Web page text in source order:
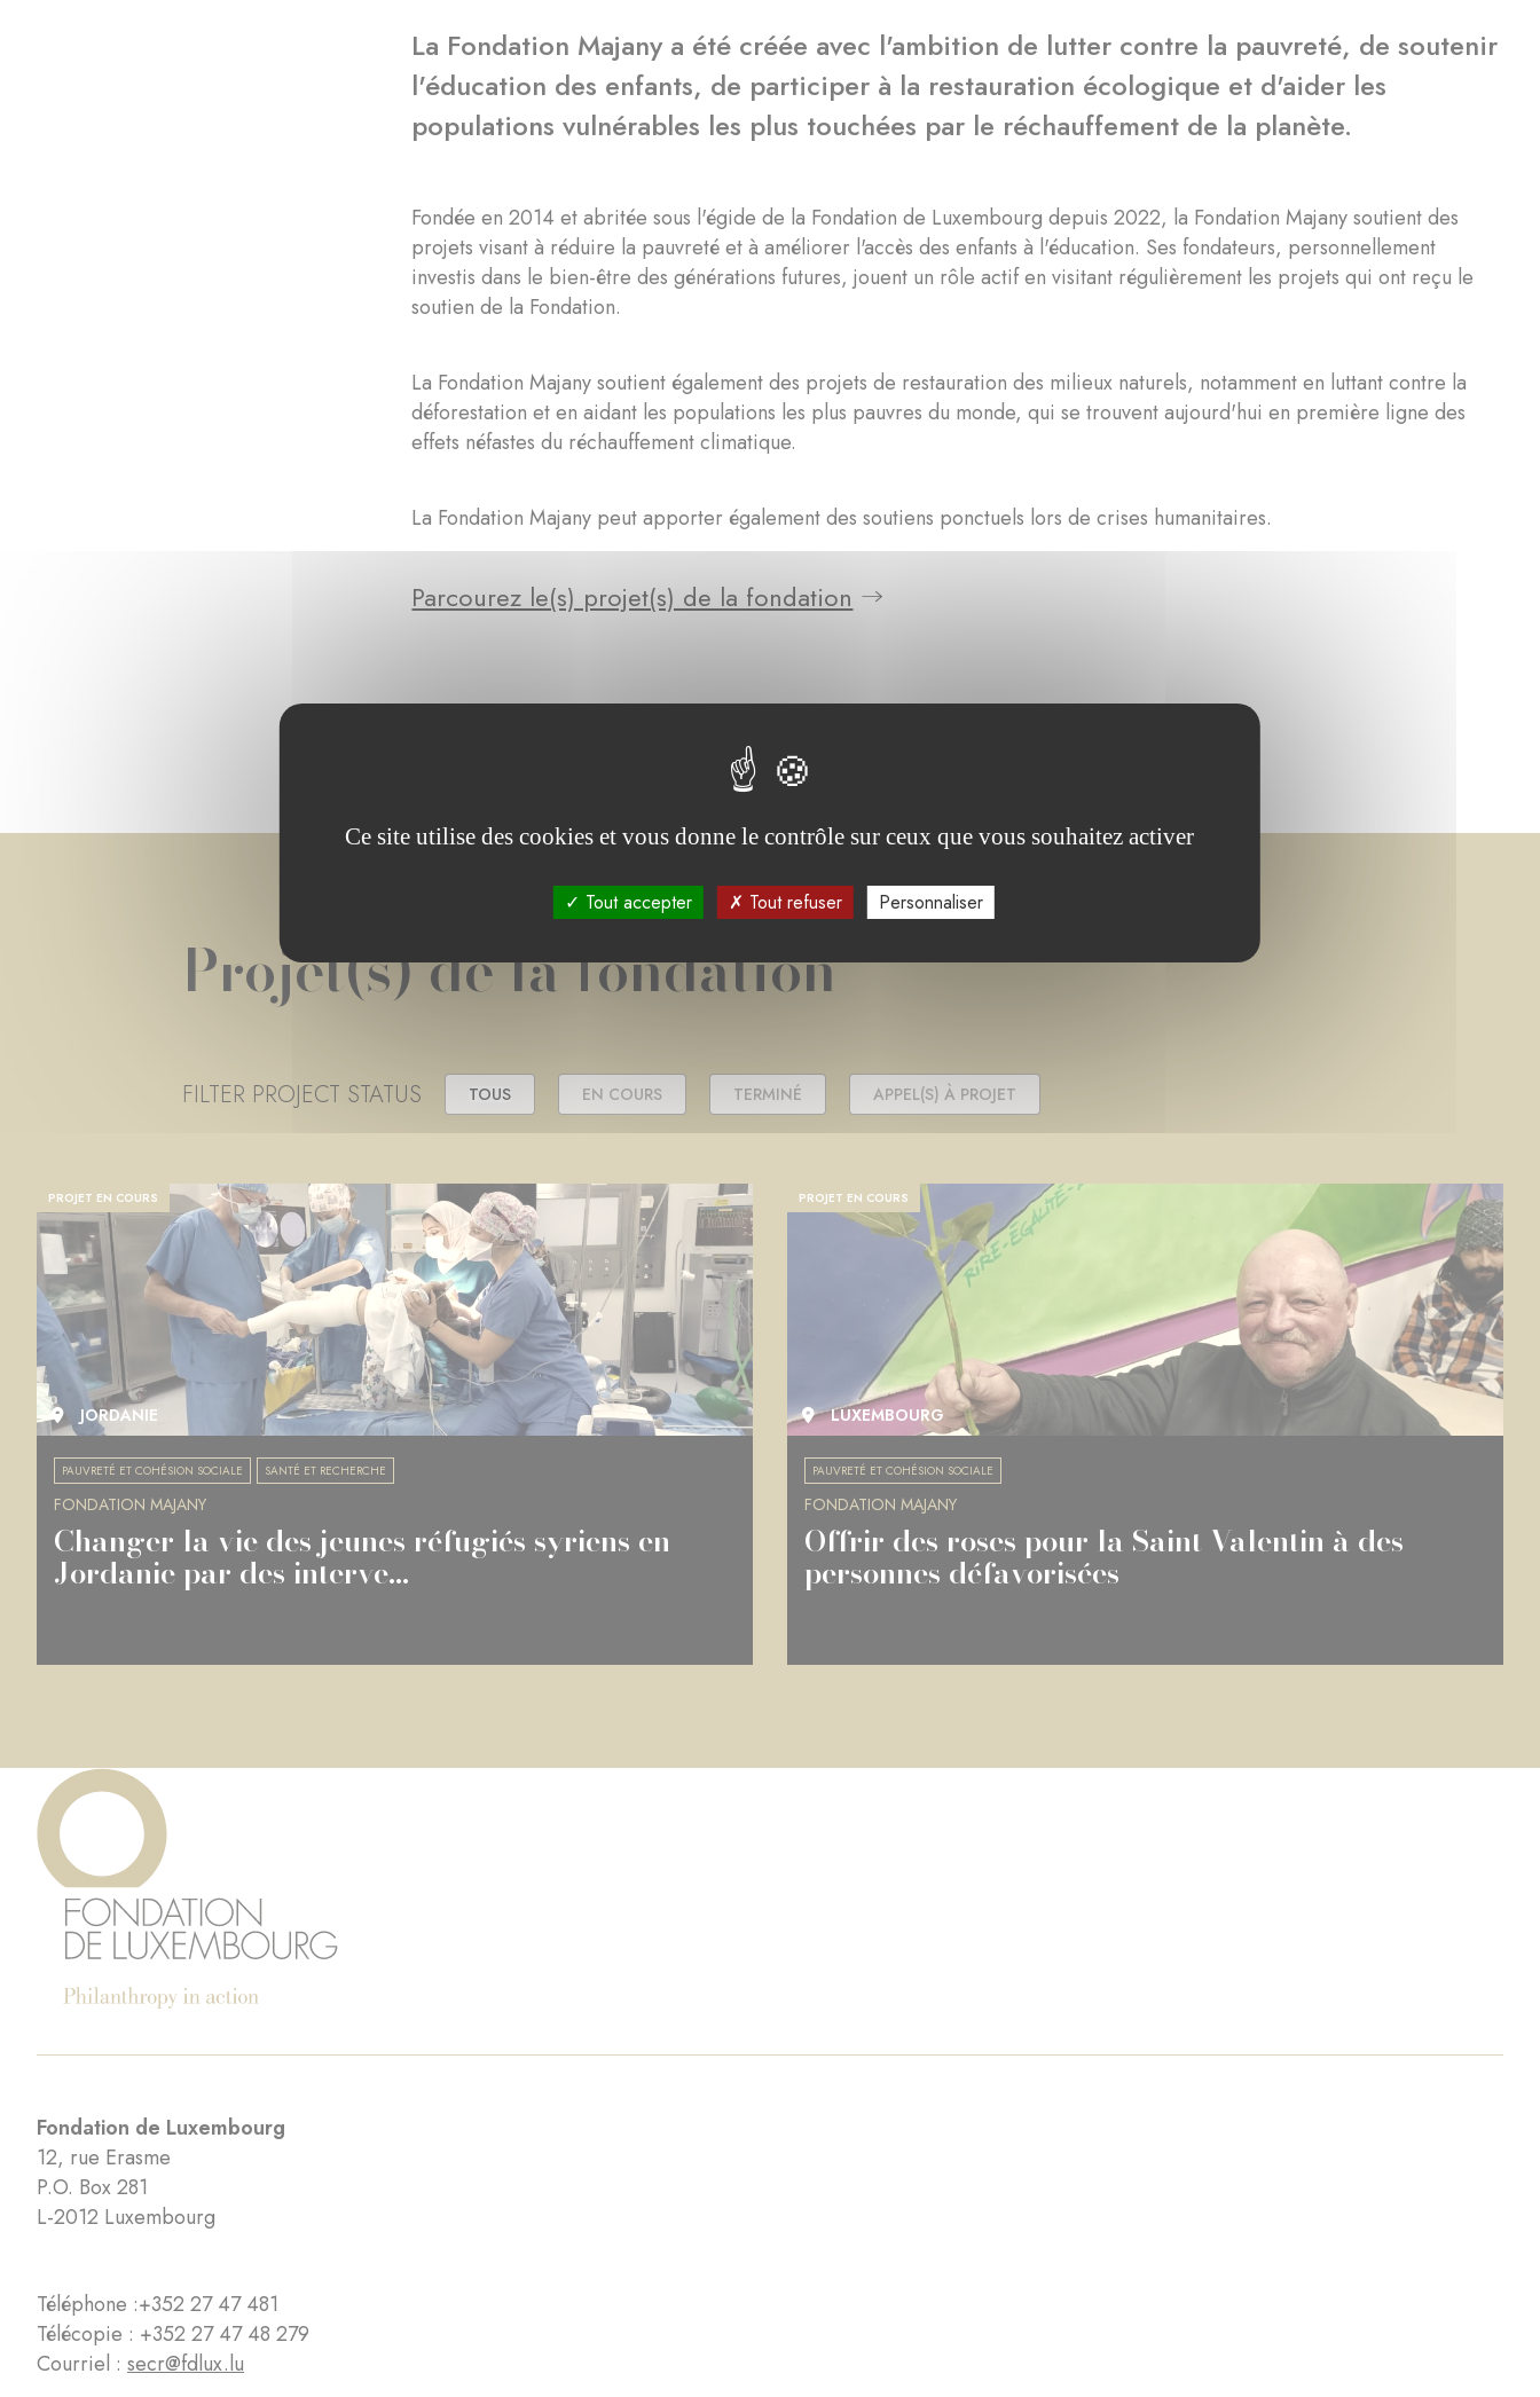
La Fondation Majany a été créée avec l'ambition de lutter contre la pauvreté, de soutenir
l'éducation des enfants, de participer à la restauration écologique et d'aider les
populations vulnérables les plus touchées par le réchauffement de la planète.
Fondée en 2014 et abritée sous l'égide de la Fondation de Luxembourg depuis 2022, la Fondation Majany soutient des
projets visant à réduire la pauvreté et à améliorer l'accès des enfants à l'éducation. Ses fondateurs, personnellement
investis dans le bien-être des générations futures, jouent un rôle actif en visitant régulièrement les projets qui ont reçu le
soutien de la Fondation.
La Fondation Majany soutient également des projets de restauration des milieux naturels, notamment en luttant contre la
déforestation et en aidant les populations les plus pauvres du monde, qui se trouvent aujourd'hui en première ligne des
effets néfastes du réchauffement climatique.
La Fondation Majany peut apporter également des soutiens ponctuels lors de crises humanitaires.
Parcourez le(s) projet(s) de la fondation
Projet(s) de la fondation
FILTER PROJECT STATUS TOUS EN COURS TERMINÉ APPEL(S) À PROJET
PROJET EN COURS
JORDANIE
PAUVRETÉ ET COHÉSION SOCIALE SANTÉ ET RECHERCHE
FONDATION MAJANY
Changer la vie des jeunes réfugiés syriens en
Jordanie par des interve...
PROJET EN COURS
LUXEMBOURG
PAUVRETÉ ET COHÉSION SOCIALE
FONDATION MAJANY
Offrir des roses pour la Saint-Valentin à des
personnes défavorisées
Fondation de Luxembourg
12, rue Erasme
P.O. Box 281
L-2012 Luxembourg
Téléphone :+352 27 47 481
Télécopie : +352 27 47 48 279
Courriel : secr@fdlux.lu
Ce site utilise des cookies et vous donne le contrôle sur ceux que vous souhaitez activer
Tout accepter Tout refuser Personnaliser